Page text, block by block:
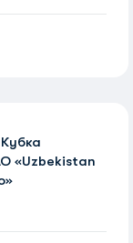
«Uzbekistan